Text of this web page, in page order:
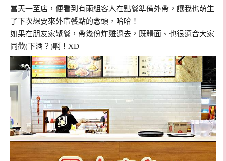
當天一至店，便看到有兩組客人在點餐準備外帶，讓我也萌生
了下次想要來外帶餐點的念頭，哈哈！
如果在朋友家聚餐，帶幾份炸雞過去，既體面、也很適合大家
同歡(下酒？)啊！XD